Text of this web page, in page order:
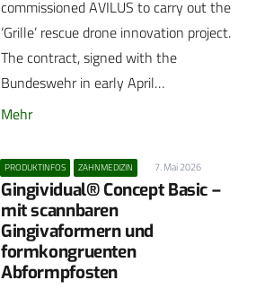
commissioned AVILUS to carry out the
‘Grille’ rescue drone innovation project.
The contract, signed with the
Bundeswehr in early April…
Mehr
PRODUKTINFOS ZAHNMEDIZIN 7. Mai 2026
Gingividual® Concept Basic –
mit scannbaren
Gingivaformern und
formkongruenten
Abformpfosten